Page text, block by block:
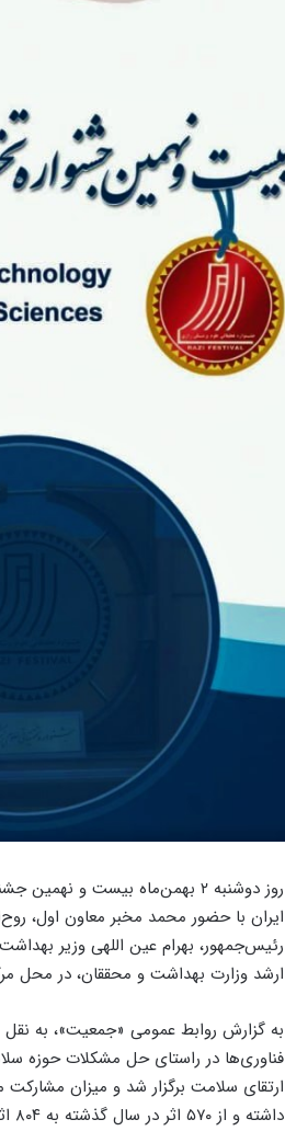
روز دوشنبه ۲ بهمن‌ماه بیست و
ایران با حضور محمد مخبر معاون اول،
رئیس‌جمهور، بهرام عین اللهی وزیر
ارشد وزارت بهداشت و محققان، در محل
به گزارش روابط عمومی «جمعیت»، به نقل
داشته و از ۵۷۰ اثر در سال گذشته به ۸۰۴ اثر رسیده است.